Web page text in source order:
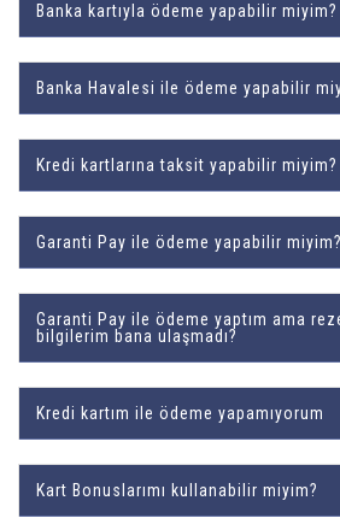
Banka kartıyla ödeme yapabilir miyim?
Banka Havalesi ile ödeme yapabilir
Kredi kartlarına taksit yapabilir miyim?
Garanti Pay ile ödeme yapabilir miyim?
Garanti Pay ile ödeme yaptım ama
bilgilerim bana ulaşmadı?
Kredi kartım ile ödeme yapamıyorum
Kart Bonuslarımı kullanabilir miyim?